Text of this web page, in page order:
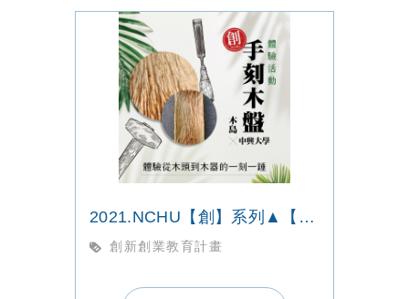
2021.NCHU【創】系列▲【體驗一】手刻木盤▲
創新創業教育計畫